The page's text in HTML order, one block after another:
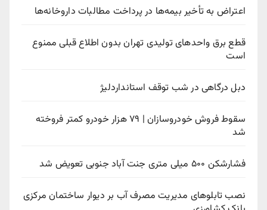
اعتراض به تأخیر بیمه‌ها در پرداخت مطالبات داروخانه‌ها
قطع برق واحدهای تولیدی تهران بدون اطلاع قبلی ممنوع
است
دبل درگاهی در شب توقف استانداردلیژ
سقوط فروش خودروسازان | ۷۹ هزار خودرو کمتر فروخته
شد
فشارشکن ۵۰۰ میلی متری جنت آباد جنوبی تعویض شد
نصب تابلوهای مدیریت مصرف آب بر دیوار ساختمان مرکزی